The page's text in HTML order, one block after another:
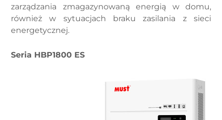
zarządzania zmagazynowaną energią w domu,
również w sytuacjach braku zasilania z sieci
energetycznej.
Seria HBP1800 ES